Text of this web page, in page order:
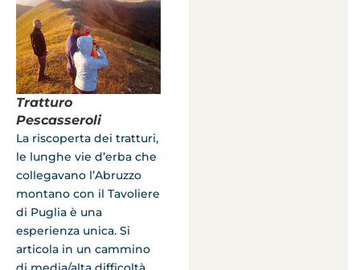
Tratturo
Pescasseroli
La riscoperta dei tratturi,
le lunghe vie d’erba che
collegavano l’Abruzzo
montano con il Tavoliere
di Puglia è una
esperienza unica. Si
articola in un cammino